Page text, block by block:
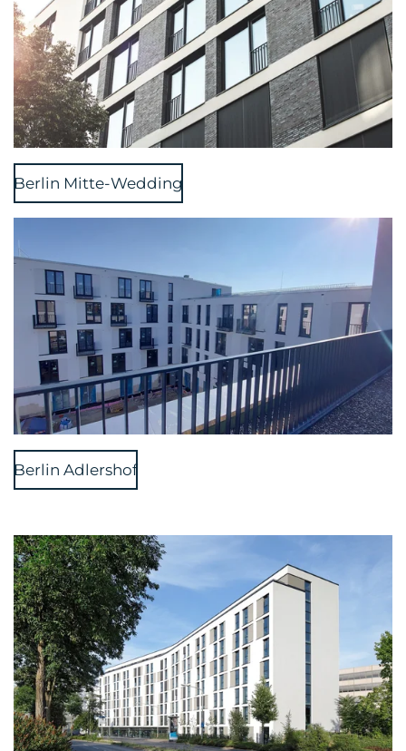
Berlin Mitte-Wedding
Berlin Adlershof